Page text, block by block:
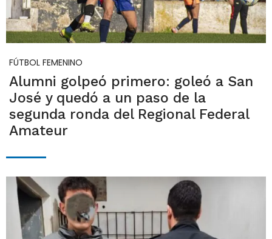
FÚTBOL FEMENINO
Alumni golpeó primero: goleó a San
José y quedó a un paso de la
segunda ronda del Regional Federal
Amateur